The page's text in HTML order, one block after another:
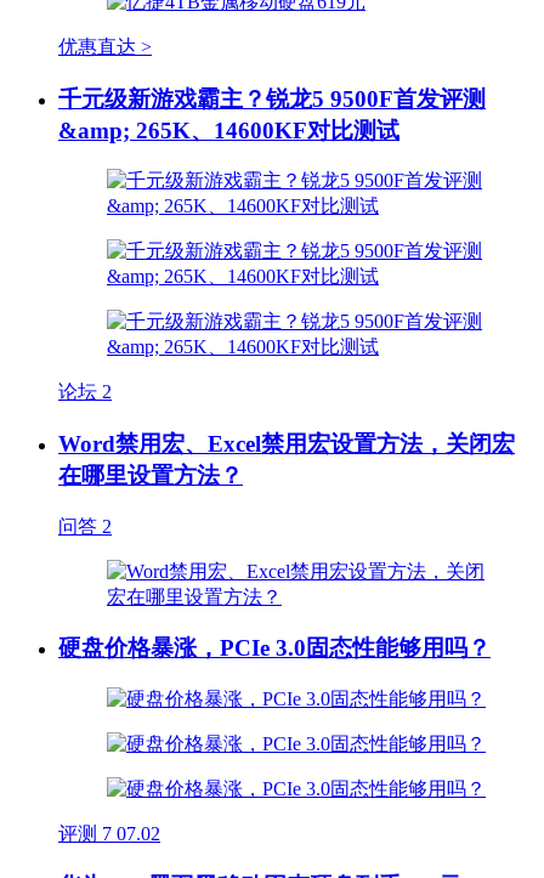
优惠直达 >
千元级新游戏霸主？锐龙5 9500F首发评测
&amp; 265K、14600KF对比测试
论坛 2
Word禁用宏、Excel禁用宏设置方法，关闭宏
在哪里设置方法？
问答 2
硬盘价格暴涨，PCIe 3.0固态性能够用吗？
评测 7 07.02